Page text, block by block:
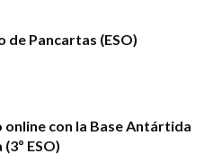
de Pancartas (ESO)
online con la Base Antártida
ESO)